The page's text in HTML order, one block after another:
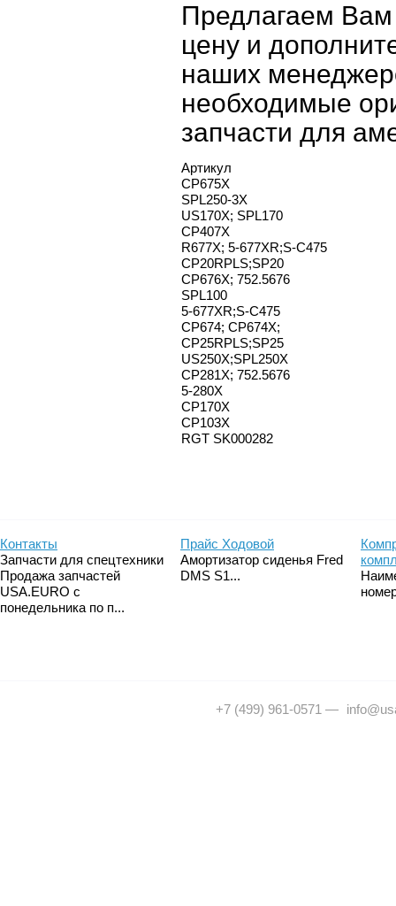
Предлагаем Вам
цену и
наших
необходимые
запчасти для
Артикул
CP675X
SPL250-3X
US170X; SPL170
CP407X
R677X; 5-677XR;S-C475
CP20RPLS;SP20
CP676X; 752.5676
SPL100
5-677XR;S-C475
CP674; CP674X;
CP25RPLS;SP25
US250X;SPL250X
CP281X; 752.5676
5-280X
CP170X
CP103X
RGT SK000282
Контакты
Запчасти для спецтехники
Продажа запчастей
USA.EURO с
понедельника по п...
Прайс Ходовой
Амортизатор сиденья Fred
DMS S1...
+7 (499) 961-0571 —